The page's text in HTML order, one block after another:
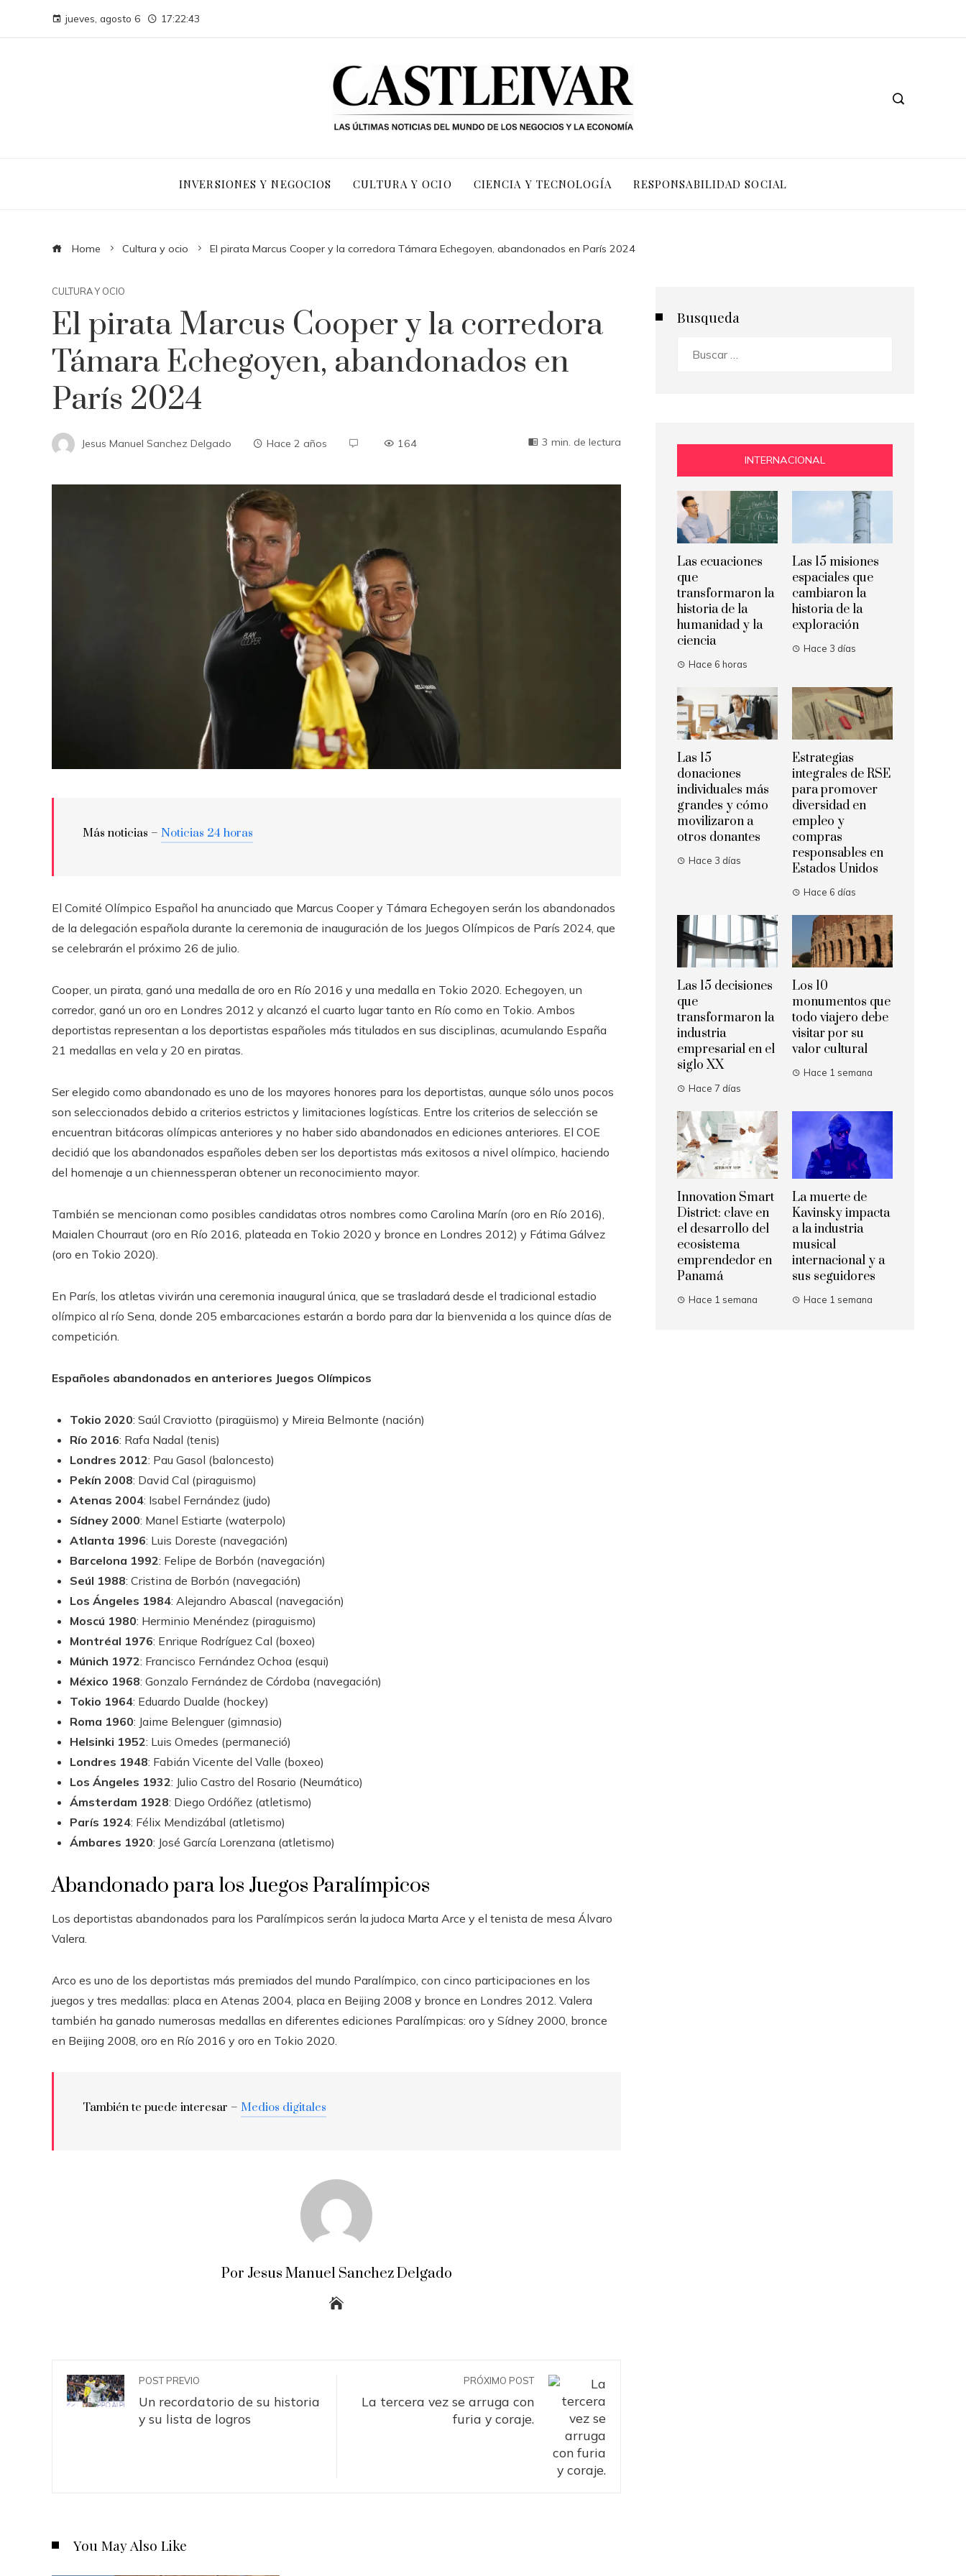
jueves, agosto 6 17:22:44
INVERSIONES Y NEGOCIOS CULTURA Y OCIO CIENCIA Y TECNOLOGÍA RESPONSABILIDAD SOCIAL
Home Cultura y ocio El pirata Marcus Cooper y la corredora Támara Echegoyen, abandonados en París 2024
CULTURA Y OCIO
El pirata Marcus Cooper y la corredora
Támara Echegoyen, abandonados en
París 2024
Jesus Manuel Sanchez Delgado Hace 2 años 164 3 min. de lectura
Más noticias – Noticias 24 horas
El Comité Olímpico Español ha anunciado que Marcus Cooper y Támara Echegoyen serán los abandonados
de la delegación española durante la ceremonia de inauguración de los Juegos Olímpicos de París 2024, que
se celebrarán el próximo 26 de julio.
Cooper, un pirata, ganó una medalla de oro en Río 2016 y una medalla en Tokio 2020. Echegoyen, un
corredor, ganó un oro en Londres 2012 y alcanzó el cuarto lugar tanto en Río como en Tokio. Ambos
deportistas representan a los deportistas españoles más titulados en sus disciplinas, acumulando España
21 medallas en vela y 20 en piratas.
Ser elegido como abandonado es uno de los mayores honores para los deportistas, aunque sólo unos pocos
son seleccionados debido a criterios estrictos y limitaciones logísticas. Entre los criterios de selección se
encuentran bitácoras olímpicas anteriores y no haber sido abandonados en ediciones anteriores. El COE
decidió que los abandonados españoles deben ser los deportistas más exitosos a nivel olímpico, haciendo
del homenaje a un chiennessperan obtener un reconocimiento mayor.
También se mencionan como posibles candidatas otros nombres como Carolina Marín (oro en Río 2016),
Maialen Chourraut (oro en Río 2016, plateada en Tokio 2020 y bronce en Londres 2012) y Fátima Gálvez
(oro en Tokio 2020).
En París, los atletas vivirán una ceremonia inaugural única, que se trasladará desde el tradicional estadio
olímpico al río Sena, donde 205 embarcaciones estarán a bordo para dar la bienvenida a los quince días de
competición.
Españoles abandonados en anteriores Juegos Olímpicos
Tokio 2020: Saúl Craviotto (piragüismo) y Mireia Belmonte (nación)
Río 2016: Rafa Nadal (tenis)
Londres 2012: Pau Gasol (baloncesto)
Pekín 2008: David Cal (piraguismo)
Atenas 2004: Isabel Fernández (judo)
Sídney 2000: Manel Estiarte (waterpolo)
Atlanta 1996: Luis Doreste (navegación)
Barcelona 1992: Felipe de Borbón (navegación)
Seúl 1988: Cristina de Borbón (navegación)
Los Ángeles 1984: Alejandro Abascal (navegación)
Moscú 1980: Herminio Menéndez (piraguismo)
Montréal 1976: Enrique Rodríguez Cal (boxeo)
Múnich 1972: Francisco Fernández Ochoa (esqui)
México 1968: Gonzalo Fernández de Córdoba (navegación)
Tokio 1964: Eduardo Dualde (hockey)
Roma 1960: Jaime Belenguer (gimnasio)
Helsinki 1952: Luis Omedes (permaneció)
Londres 1948: Fabián Vicente del Valle (boxeo)
Los Ángeles 1932: Julio Castro del Rosario (Neumático)
Ámsterdam 1928: Diego Ordóñez (atletismo)
París 1924: Félix Mendizábal (atletismo)
Ámbares 1920: José García Lorenzana (atletismo)
Abandonado para los Juegos Paralímpicos
Los deportistas abandonados para los Paralímpicos serán la judoca Marta Arce y el tenista de mesa Álvaro
Valera.
Arco es uno de los deportistas más premiados del mundo Paralímpico, con cinco participaciones en los
juegos y tres medallas: placa en Atenas 2004, placa en Beijing 2008 y bronce en Londres 2012. Valera
también ha ganado numerosas medallas en diferentes ediciones Paralímpicas: oro y Sídney 2000, bronce
en Beijing 2008, oro en Río 2016 y oro en Tokio 2020.
También te puede interesar – Medios digitales
Por Jesus Manuel Sanchez Delgado
POST PREVIO
Un recordatorio de su historia
y su lista de logros
PRÓXIMO POST
La tercera vez se arruga con
furia y coraje.
You May Also Like
Busqueda
INTERNACIONAL
Las ecuaciones
que
transformaron la
historia de la
humanidad y la
ciencia
Hace 6 horas
Las 15 misiones
espaciales que
cambiaron la
historia de la
exploración
Hace 3 días
Las 15
donaciones
individuales más
grandes y cómo
movilizaron a
otros donantes
Hace 3 días
Estrategias
integrales de RSE
para promover
diversidad en
empleo y
compras
responsables en
Estados Unidos
Hace 6 días
Las 15 decisiones
que
transformaron la
industria
empresarial en el
siglo XX
Hace 7 días
Los 10
monumentos que
todo viajero debe
visitar por su
valor cultural
Hace 1 semana
Innovation Smart
District: clave en
el desarrollo del
ecosistema
emprendedor en
Panamá
Hace 1 semana
La muerte de
Kavinsky impacta
a la industria
musical
internacional y a
sus seguidores
Hace 1 semana